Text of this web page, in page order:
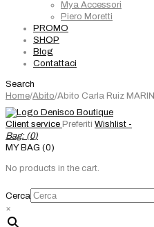
Mya Accessori
Piero Moretti
PROMO
SHOP
Blog
Contattaci
Search
Home/Abito/Abito Carla Ruiz MARIN
Client service Preferiti Wishlist -
Bag: (0)
MY BAG (0)
No products in the cart.
Cerca
×